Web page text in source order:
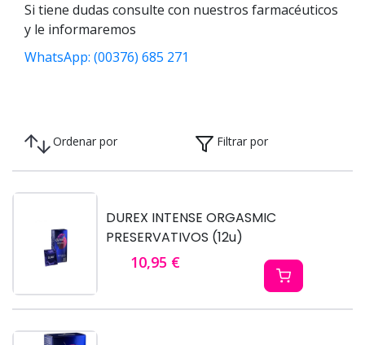
Si tiene dudas consulte con nuestros farmacéuticos
y le informaremos
WhatsApp: (00376) 685 271
Ordenar por Filtrar por
DUREX INTENSE ORGASMIC
PRESERVATIVOS (12u)
10,95 €